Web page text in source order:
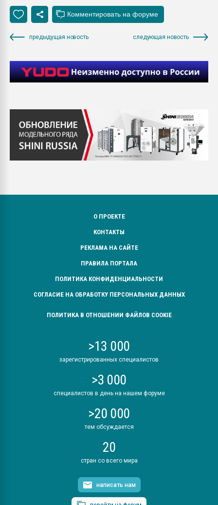
предыдущая новость следующая новость
О ПРОЕКТЕ
КОНТАКТЫ
РЕКЛАМА НА САЙТЕ
ПРАВИЛА ПОРТАЛА
ПОЛИТИКА КОНФИДЕНЦИАЛЬНОСТИ
СОГЛАСИЕ НА ОБРАБОТКУ ПЕРСОНАЛЬНЫХ ДАННЫХ
ПОЛИТИКА В ОТНОШЕНИИ ФАЙЛОВ COOKIE
>13 000
зарегистрированных специалистов
>3 000
специалистов в день на нашем форуме
>20 000
тем обсуждается
20
стран со всего мира
написать нам